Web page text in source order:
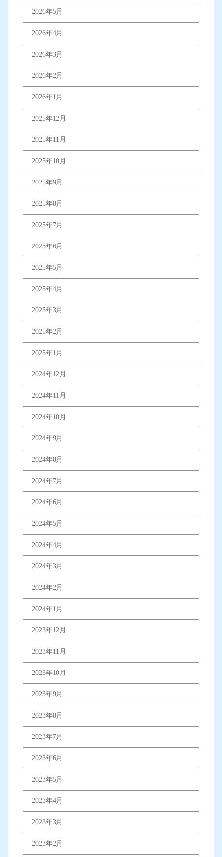
2026年5月
2026年4月
2026年3月
2026年2月
2026年1月
2025年12月
2025年11月
2025年10月
2025年9月
2025年8月
2025年7月
2025年6月
2025年5月
2025年4月
2025年3月
2025年2月
2025年1月
2024年12月
2024年11月
2024年10月
2024年9月
2024年8月
2024年7月
2024年6月
2024年5月
2024年4月
2024年3月
2024年2月
2024年1月
2023年12月
2023年11月
2023年10月
2023年9月
2023年8月
2023年7月
2023年6月
2023年5月
2023年4月
2023年3月
2023年2月